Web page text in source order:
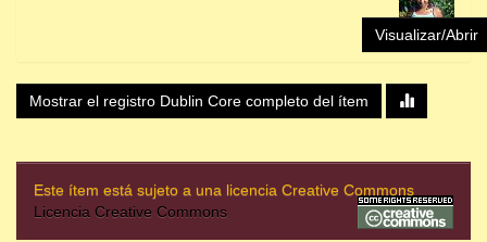
Visualizar/Abrir
Mostrar el registro Dublin Core completo del ítem
Este ítem está sujeto a una licencia Creative Commons
Licencia Creative Commons